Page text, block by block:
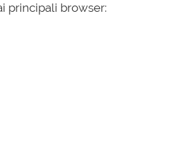
principali browser: